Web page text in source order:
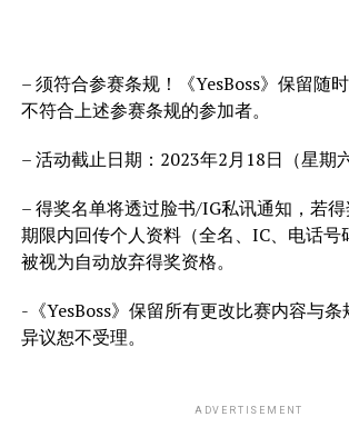
– 须符合参赛条规！《YesBoss》保留随
不符合上述参赛条规的参加者。
– 活动截止日期：2023年2月18日（星期
– 得奖名单将透过脸书/IG私讯通知，若
期限内回传个人资料（全名、IC、电话号
被视为自动放弃得奖资格。
-《YesBoss》保留所有更改比赛内容与
异议恕不受理。
ADVERTISEMENT